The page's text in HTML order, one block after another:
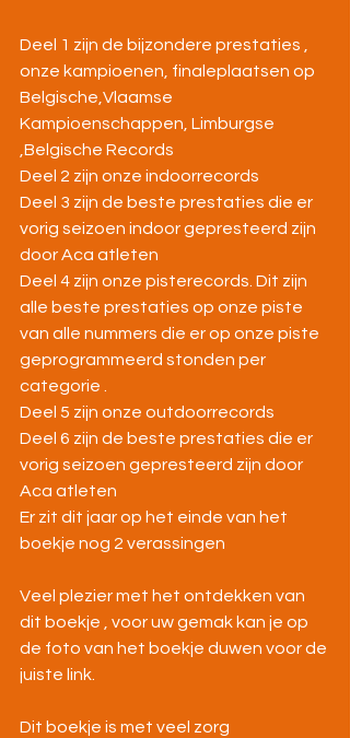
Deel 1 zijn de bijzondere prestaties ,
onze kampioenen, finaleplaatsen op
Belgische,Vlaamse
Kampioenschappen, Limburgse
,Belgische Records
Deel 2 zijn onze indoorrecords
Deel 3 zijn de beste prestaties die er
vorig seizoen indoor gepresteerd zijn
door Aca atleten
Deel 4 zijn onze pisterecords. Dit zijn
alle beste prestaties op onze piste
van alle nummers die er op onze piste
geprogrammeerd stonden per
categorie .
Deel 5 zijn onze outdoorrecords
Deel 6 zijn de beste prestaties die er
vorig seizoen gepresteerd zijn door
Aca atleten
Er zit dit jaar op het einde van het
boekje nog 2 verassingen
Veel plezier met het ontdekken van
dit boekje , voor uw gemak kan je op
de foto van het boekje duwen voor de
juiste link.
Dit boekje is met veel zorg